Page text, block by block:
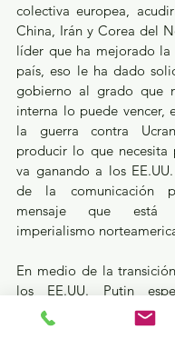
colectiva europea,
China, Irán y Corea del
líder que ha mejorado la
país, eso le ha dado
gobierno al grado que
interna lo puede vencer,
la guerra contra
producir lo que necesita
va ganando a los
de la comunicación
mensaje que está
imperialismo
En medio de la
los EE.UU. Putin
posición de fuerza
escenario de las